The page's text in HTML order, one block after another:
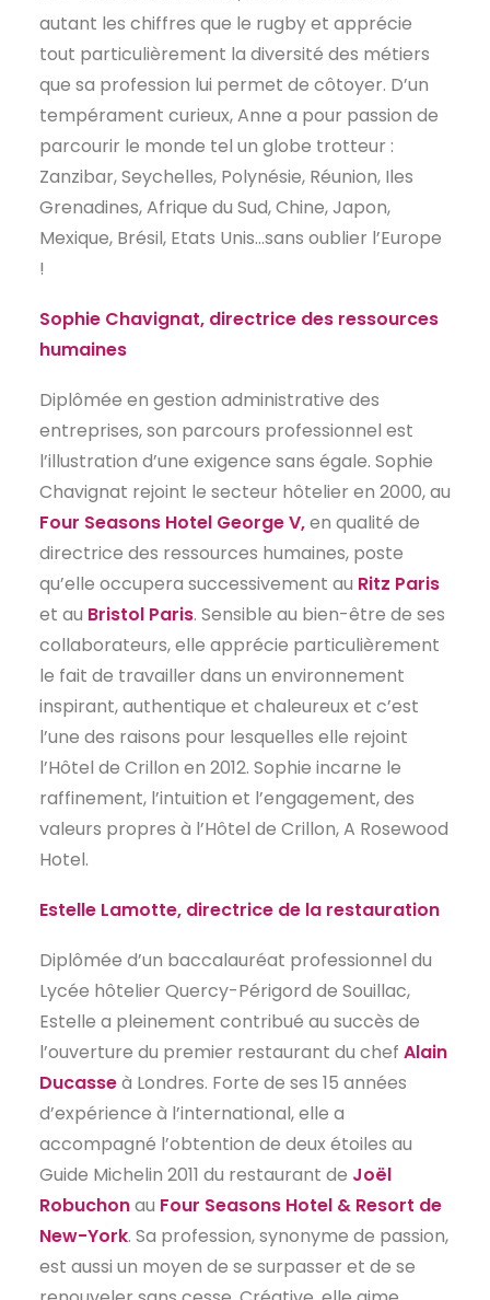
autant les chiffres que le rugby et apprécie
tout particulièrement la diversité des métiers
que sa profession lui permet de côtoyer. D’un
tempérament curieux, Anne a pour passion de
parcourir le monde tel un globe trotteur :
Zanzibar, Seychelles, Polynésie, Réunion, Iles
Grenadines, Afrique du Sud, Chine, Japon,
Mexique, Brésil, Etats Unis…sans oublier l’Europe
!
Sophie Chavignat, directrice des ressources
humaines
Diplômée en gestion administrative des
entreprises, son parcours professionnel est
l’illustration d’une exigence sans égale. Sophie
Chavignat rejoint le secteur hôtelier en 2000, au
Four Seasons Hotel George V,en qualité de
directrice des ressources humaines, poste
qu’elle occupera successivement au Ritz Paris
et au Bristol Paris. Sensible au bien-être de ses
collaborateurs, elle apprécie particulièrement
le fait de travailler dans un environnement
inspirant, authentique et chaleureux et c’est
l’une des raisons pour lesquelles elle rejoint
l’Hôtel de Crillon en 2012. Sophie incarne le
raffinement, l’intuition et l’engagement, des
valeurs propres à l’Hôtel de Crillon, A Rosewood
Hotel.
Estelle Lamotte, directrice de la restauration
Diplômée d’un baccalauréat professionnel du
Lycée hôtelier Quercy-Périgord de Souillac,
Estelle a pleinement contribué au succès de
l’ouverture du premier restaurant du chef Alain
Ducasseà Londres. Forte de ses 15 années
d’expérience à l’international, elle a
accompagné l’obtention de deux étoiles au
Guide Michelin 2011 du restaurant de Joël
Robuchonau Four Seasons Hotel & Resort de
New-York. Sa profession, synonyme de passion,
est aussi un moyen de se surpasser et de se